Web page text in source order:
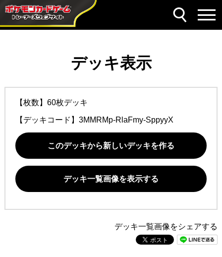
デッキ表示
【枚数】60枚デッキ
【デッキコード】 3MMRMp-RlaFmy-SppyyX
このデッキから新しいデッキを作る
デッキ一覧画像を表示する
デッキ一覧画像をシェアする